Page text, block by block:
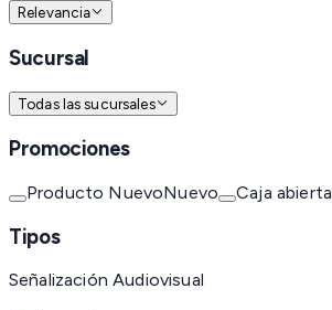
Relevancia
Sucursal
Todas las sucursales
Promociones
Producto NuevoNuevo Caja abierta
Tipos
Señalización Audiovisual